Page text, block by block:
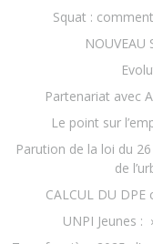
Squat :
NOUVEAU
Partenariat avec
Le point sur
Parution de la loi du
de
CALCUL DU
UNPI Jeunes :